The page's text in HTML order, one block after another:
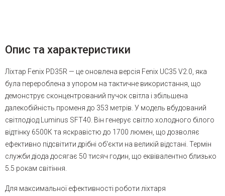
Опис та характеристики
Ліхтар Fenix PD35R — це оновлена версія Fenix UC35 V2.0, яка
була перероблена з упором на тактичне використання, що
демонструє сконцентрований пучок світла і збільшена
далекобійність променя до 353 метрів. У модель вбудований
світлодіод Luminus SFT40. Він генерує світло холодного білого
відтінку 6500К та яскравістю до 1700 люмен, що дозволяє
ефективно підсвітити дрібні об'єкти на великій відстані. Термін
служби діода досягає 50 тисяч годин, що еквівалентно близько
5.5 рокам світіння.
Для максимальної ефективності роботи ліхтаря